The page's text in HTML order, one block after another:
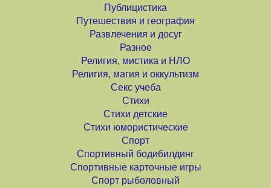
Публицистика
Путешествия и география
Развлечения и досуг
Разное
Религия, мистика и НЛО
Религия, магия и оккультизм
Секс учеба
Стихи
Стихи детские
Стихи юмористические
Спорт
Спортивный бодибилдинг
Спортивные карточные игры
Спорт рыболовный